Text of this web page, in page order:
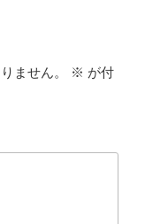
ません。 ※ が付